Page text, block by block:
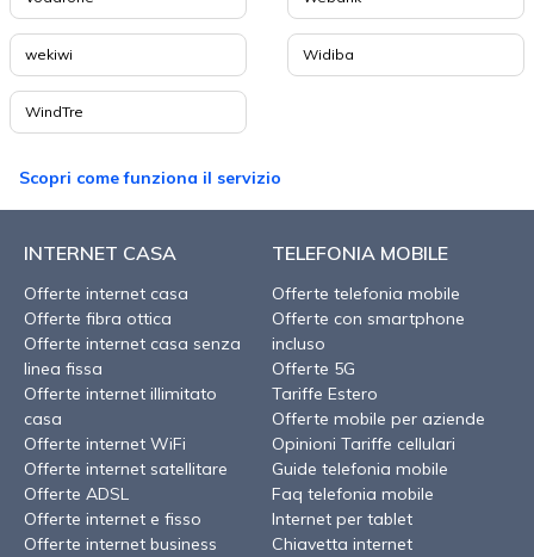
wekiwi Widiba
WindTre
Scopri come funziona il servizio
INTERNET CASA
Offerte internet casa
Offerte fibra ottica
Offerte internet casa senza
linea fissa
Offerte internet illimitato
casa
Offerte internet WiFi
Offerte internet satellitare
Offerte ADSL
Offerte internet e fisso
Offerte internet business
TELEFONIA MOBILE
Offerte telefonia mobile
Offerte con smartphone
incluso
Offerte 5G
Tariffe Estero
Offerte mobile per aziende
Opinioni Tariffe cellulari
Guide telefonia mobile
Faq telefonia mobile
Internet per tablet
Chiavetta internet